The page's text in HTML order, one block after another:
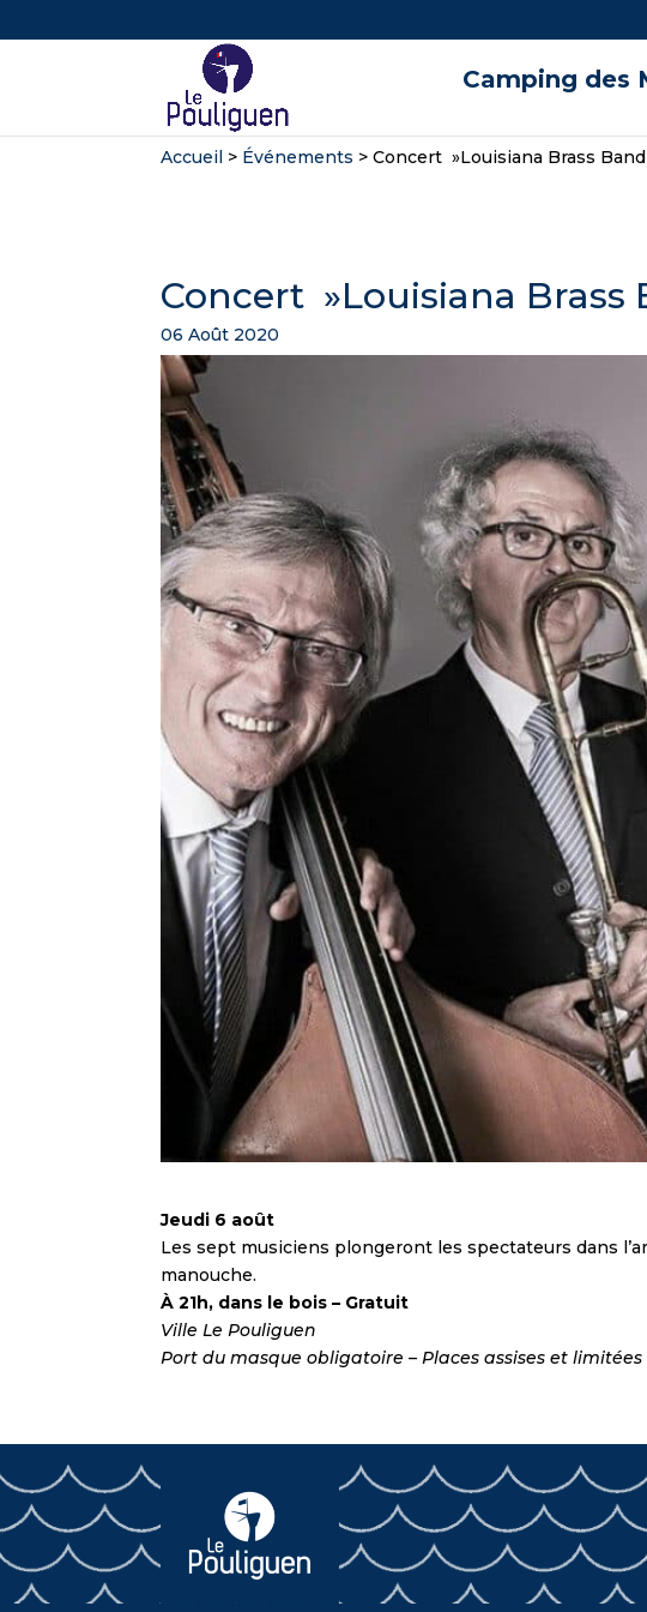
Camping des
Accueil > Événements >Concert »Louisiana Brass Band
Concert »Louisiana Brass
06 Août 2020
Jeudi 6 août
Les sept musiciens plongeront les spectateurs dans
manouche.
À 21h, dans le bois – Gratuit
Ville Le Pouliguen
Port du masque obligatoire – Places assises et limitées